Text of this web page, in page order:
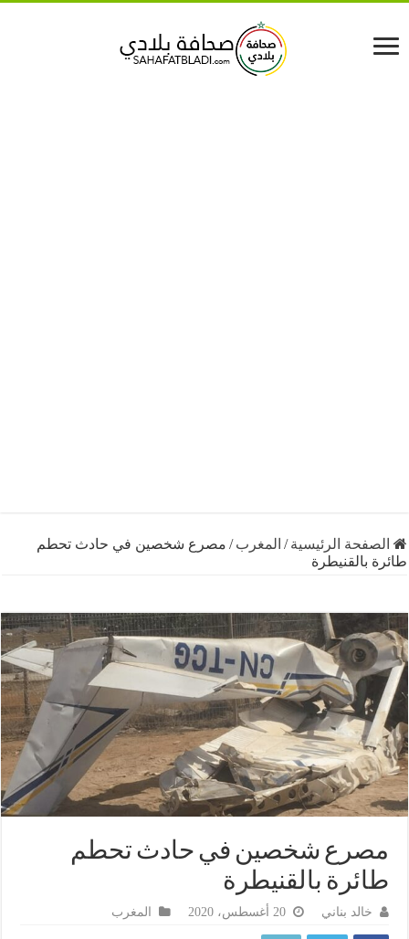
الرئيسية /المغرب/مصرع شخصين في حادث تحطم
بالقنيطرة
شخصين في حادث تحطم
بالقنيطرة
خالد بناني المغرب